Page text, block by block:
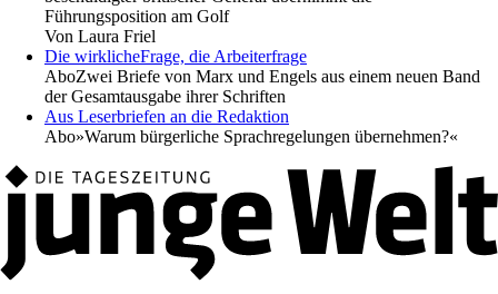
Führungsposition am Golf
Von Laura Friel
Die wirklicheFrage, die Arbeiterfrage
AboZwei Briefe von Marx und Engels aus einem neuen Band
der Gesamtausgabe ihrer Schriften
Aus Leserbriefen an die Redaktion
Abo»Warum bürgerliche Sprachregelungen übernehmen?«